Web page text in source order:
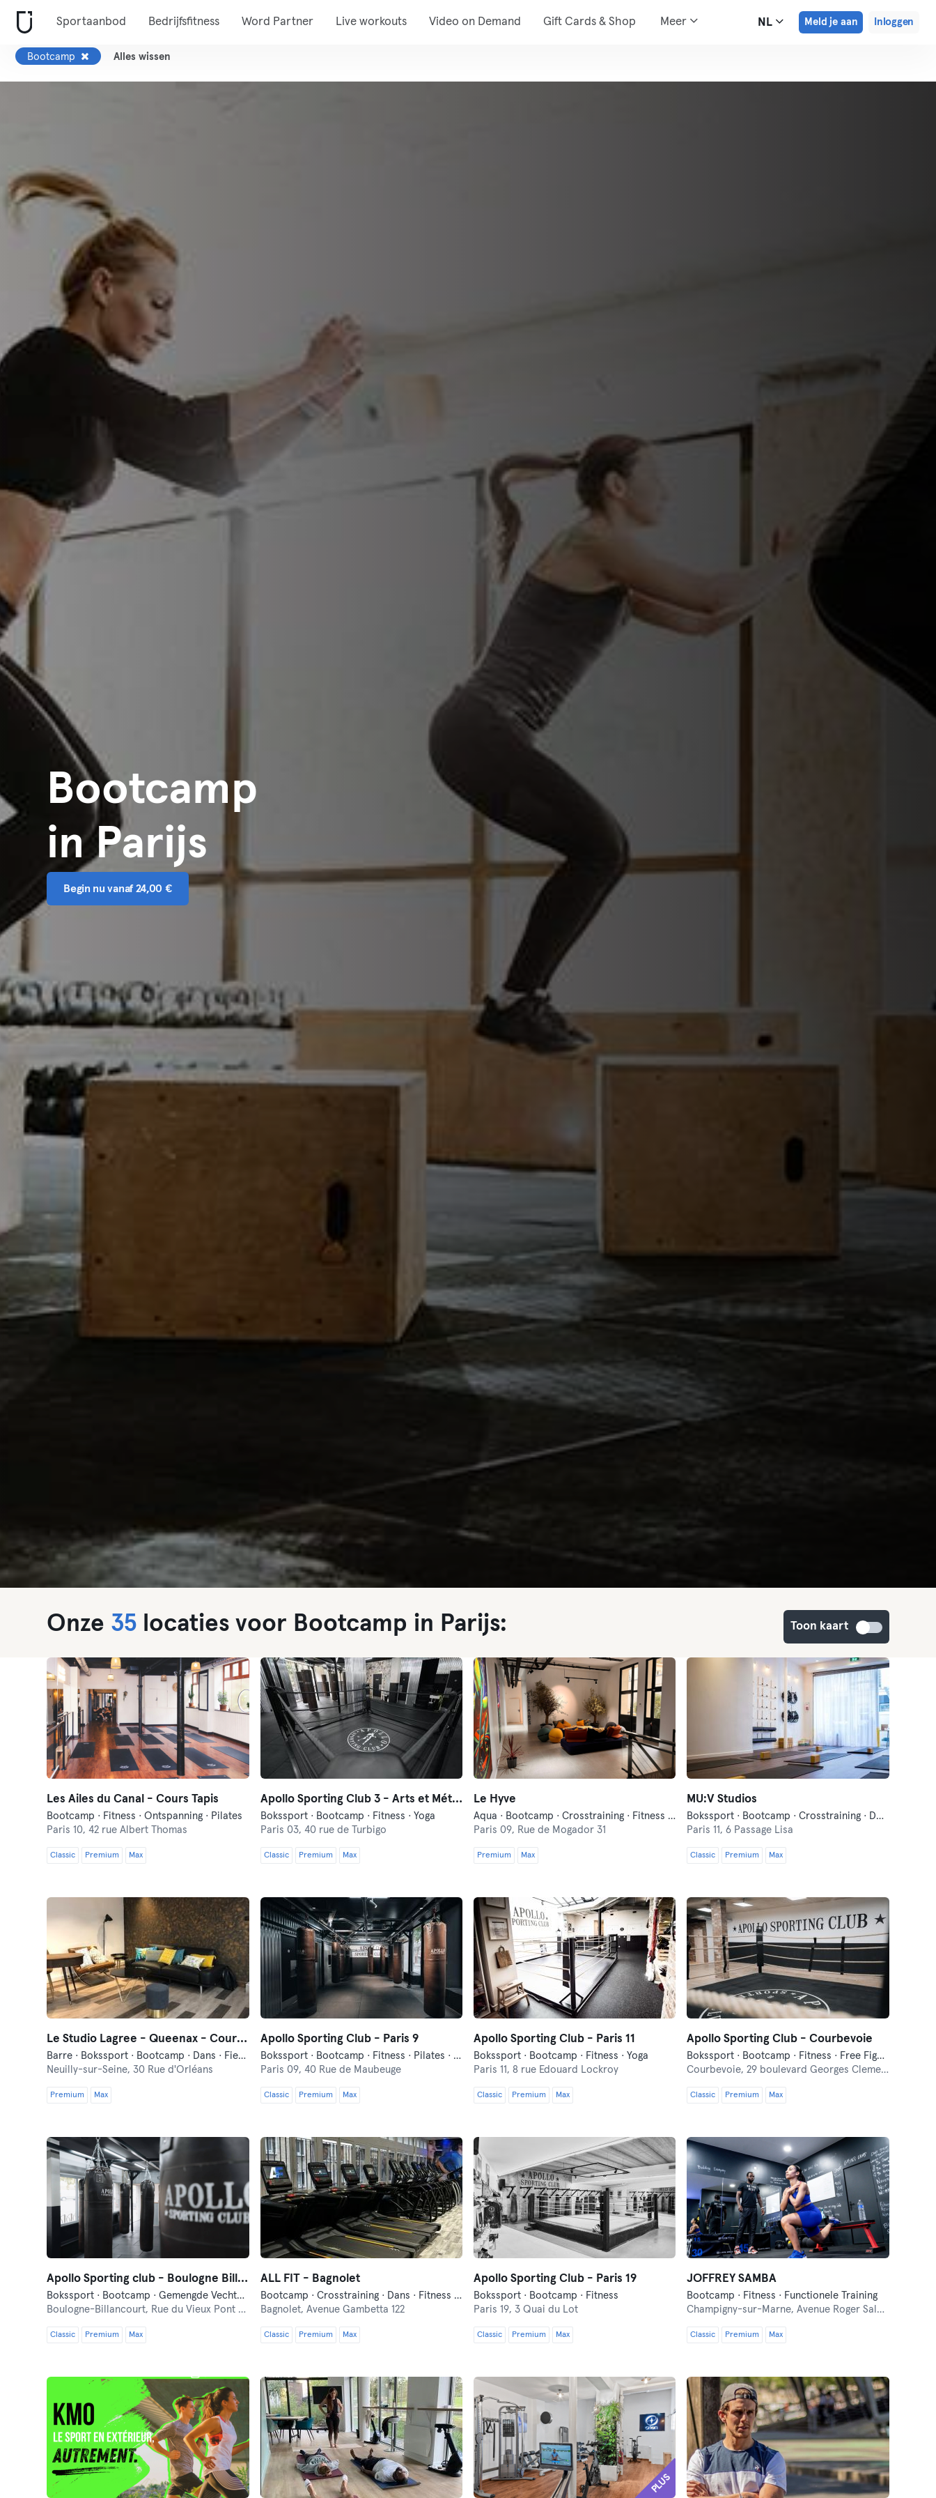
Sportaanbod Bedrijfsfitness Word Partner Live workouts Video on Demand Gift Cards & Shop Meer NL Meld je aan Inloggen
Bootcamp Alles wissen
Bootcamp
in Parijs
Begin nu vanaf 24,00 €
Onze 35 locaties voor Bootcamp in Parijs: Toon kaart
Les Ailes du Canal - Cours Tapis
Bootcamp · Fitness · Ontspanning · Pilates
Paris 10,42 rue Albert Thomas
Classic Premium Max
Apollo Sporting Club 3 - Arts et Métiers
Bokssport · Bootcamp · Fitness · Yoga
Paris 03, 40 rue de Turbigo
Classic Premium Max
Le Hyve
Aqua · Bootcamp · Crosstraining · Fitness · Pilates
Paris 09, Rue de Mogador 31
Premium Max
MU:V Studios
Bokssport · Bootcamp · Crosstraining · Dans · Fietsen · Fitness · Functionele Training · Ontspanning · Pilates · Yoga
Paris 11,6 Passage Lisa
Classic Premium Max
Le Studio Lagree - Queenax - Cours collectifs
Barre · Bokssport · Bootcamp · Dans · Fietsen · Fitness · Functionele Training · Indoor Fietsen · Luchtacrobatiek · Ontspanning · Pilates · Yoga
Neuilly-sur-Seine,30 Rue d'Orléans
Premium Max
Apollo Sporting Club - Paris 9
Bokssport · Bootcamp · Fitness · Pilates · Yoga
Paris 09, 40 Rue de Maubeuge
Classic Premium Max
Apollo Sporting Club - Paris 11
Bokssport · Bootcamp · Fitness · Yoga
Paris 11, 8 rue Edouard Lockroy
Classic Premium Max
Apollo Sporting Club - Courbevoie
Bokssport · Bootcamp · Fitness · Free Fight · Gemengde Vechtsporten · Pilates · Yoga
Courbevoie,29 boulevard Georges Clemenceau
Classic Premium Max
Apollo Sporting club - Boulogne Billancourt
Bokssport · Bootcamp · Gemengde Vechtsporten
Boulogne-Billancourt, Rue du Vieux Pont de Sèvres 154
Classic Premium Max
ALL FIT - Bagnolet
Bootcamp · Crosstraining · Dans · Fitness · Pilates · Yoga
Bagnolet, Avenue Gambetta 122
Classic Premium Max
Apollo Sporting Club - Paris 19
Bokssport · Bootcamp · Fitness
Paris 19, 3 Quai du Lot
Classic Premium Max
JOFFREY SAMBA
Bootcamp · Fitness · Functionele Training
Champigny-sur-Marne,Avenue Roger Salengro 52
Classic Premium Max
PLUS